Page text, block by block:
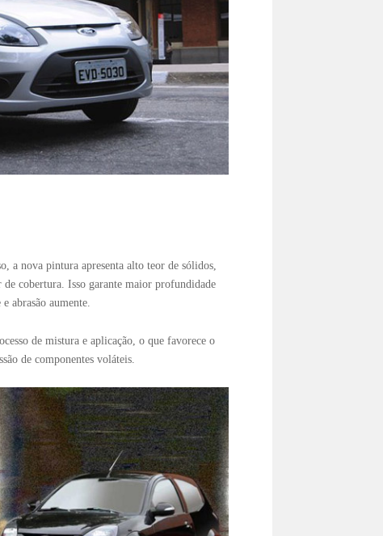
a nova pintura apresenta alto teor de sólidos,
cobertura. Isso garante maior profundidade
abrasão aumente.
de mistura e aplicação, o que favorece o
de componentes voláteis.